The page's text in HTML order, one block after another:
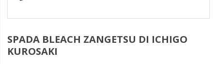
SPADA BLEACH ZANGETSU DI ICHIGO
KUROSAKI